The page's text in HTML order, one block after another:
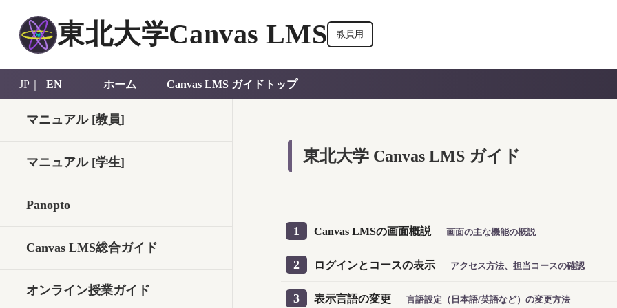
東北大学Canvas LMS 教員用
JP｜ EN ホーム Canvas LMS ガイドトップ
マニュアル [教員]
マニュアル [学生]
Panopto
Canvas LMS総合ガイド
オンライン授業ガイド
東北大学 Canvas LMS ガイド
1 Canvas LMSの画面概説 画面の主な機能の概説
2 ログインとコースの表示 アクセス方法、担当コースの確認
3 表示言語の変更 言語設定（日本語/英語など）の変更方法